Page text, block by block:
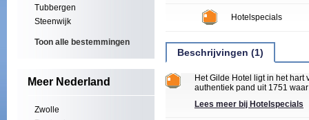
Tubbergen
Steenwijk
Toon alle bestemmingen
Meer Nederland
Zwolle
Hotelspecials
Beschrijvingen (1)
Het Gilde Hotel ligt in het
authentiek pand uit 1751
Lees meer bij Hotelspecials